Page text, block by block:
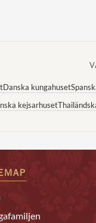
Danska kungahuset
kejsarhuset